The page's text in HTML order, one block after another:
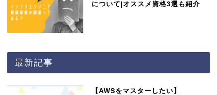
について|オススメ資格3選も紹介
最新記事
【AWSをマスターしたい】